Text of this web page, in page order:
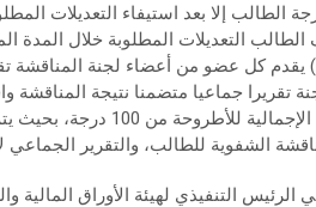
الطالب إلا بعد استيفاء التعديلات
التعديلات المطلوبة خلال المدة
الطالب راسباً في مرحلة الأطروحة. 6) يقدم كل عضو من أعضاء
تقريرا جماعيا متضمنا نتيجة
الدرجة العلمية للطالب وتكون الدرجة
الشفوية للطالب، والتقرير الجماعي
التنفيذي لهيئة الأوراق المالية